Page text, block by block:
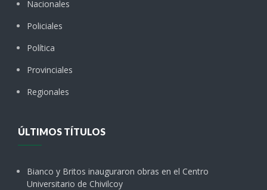
Nacionales
Policiales
Política
Provinciales
Regionales
ÚLTIMOS TÍTULOS
Bianco y Britos inauguraron obras en el Centro
Universitario de Chivilcoy